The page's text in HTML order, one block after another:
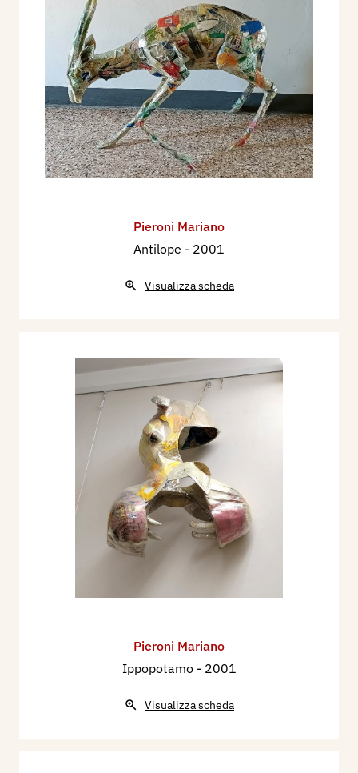
Pieroni Mariano
Antilope - 2001
Visualizza scheda
Pieroni Mariano
Ippopotamo - 2001
Visualizza scheda